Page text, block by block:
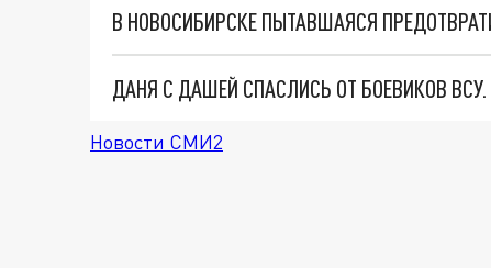
ДАНЯ С ДАШЕЙ СПАСЛИСЬ ОТ БОЕВИКОВ
Новости СМИ2